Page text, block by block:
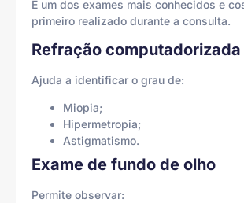
É um dos exames mais conhecidos e
primeiro realizado durante a consulta.
Refração computadorizada
Ajuda a identificar o grau de:
Miopia;
Hipermetropia;
Astigmatismo.
Exame de fundo de olho
Permite observar: